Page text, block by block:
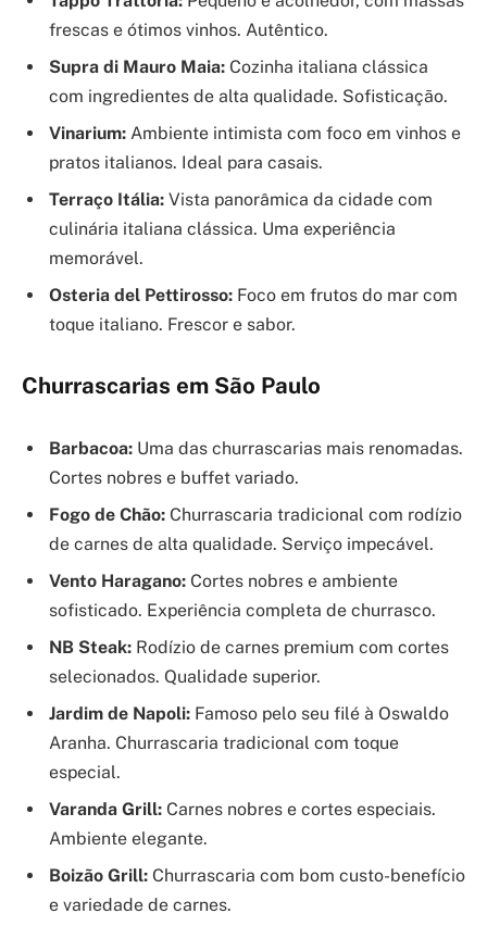
frescas e ótimos vinhos. Autêntico.
Supra di Mauro Maia: Cozinha italiana clássica
com ingredientes de alta qualidade. Sofisticação.
Vinarium: Ambiente intimista com foco em vinhos e
pratos italianos. Ideal para casais.
Terraço Itália: Vista panorâmica da cidade com
culinária italiana clássica. Uma experiência
memorável.
Osteria del Pettirosso: Foco em frutos do mar com
toque italiano. Frescor e sabor.
Churrascarias em São Paulo
Barbacoa: Uma das churrascarias mais renomadas.
Cortes nobres e buffet variado.
Fogo de Chão: Churrascaria tradicional com rodízio
de carnes de alta qualidade. Serviço impecável.
Vento Haragano: Cortes nobres e ambiente
sofisticado. Experiência completa de churrasco.
NB Steak: Rodízio de carnes premium com cortes
selecionados. Qualidade superior.
Jardim de Napoli: Famoso pelo seu filé à Oswaldo
Aranha. Churrascaria tradicional com toque
especial.
Varanda Grill: Carnes nobres e cortes especiais.
Ambiente elegante.
Boizão Grill: Churrascaria com bom custo-benefício
e variedade de carnes.